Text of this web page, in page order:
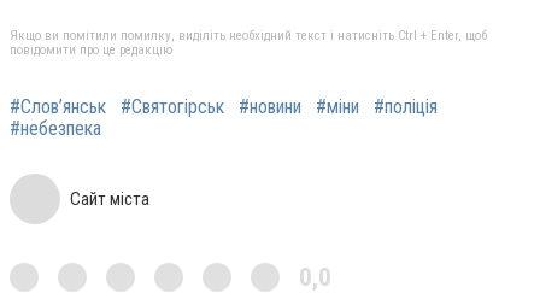
Якщо ви помітили помилку, виділіть необхідний текст і натисніть Ctrl + Enter, щоб
повідомити про це редакцію
#Слов’янськ #Святогірськ #новини #міни
#поліція
#небезпека
Сайт міста
0,0